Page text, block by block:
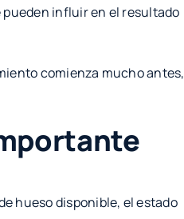
influir en el resultado
comienza mucho antes,
hueso disponible, el estado